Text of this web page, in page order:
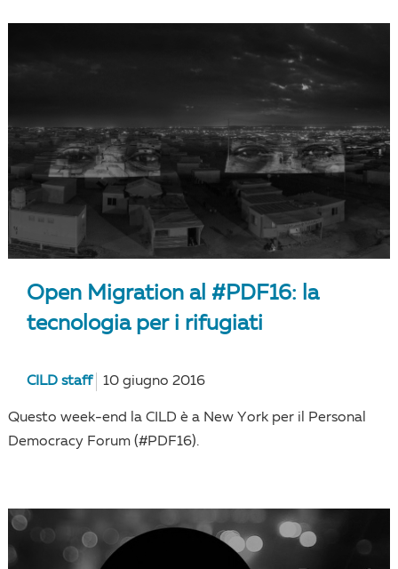
Open Migration al #PDF16: la
tecnologia per i rifugiati
CILD staff 10 giugno 2016
Questo week-end la CILD è a New York per il Personal
Democracy Forum (#PDF16).